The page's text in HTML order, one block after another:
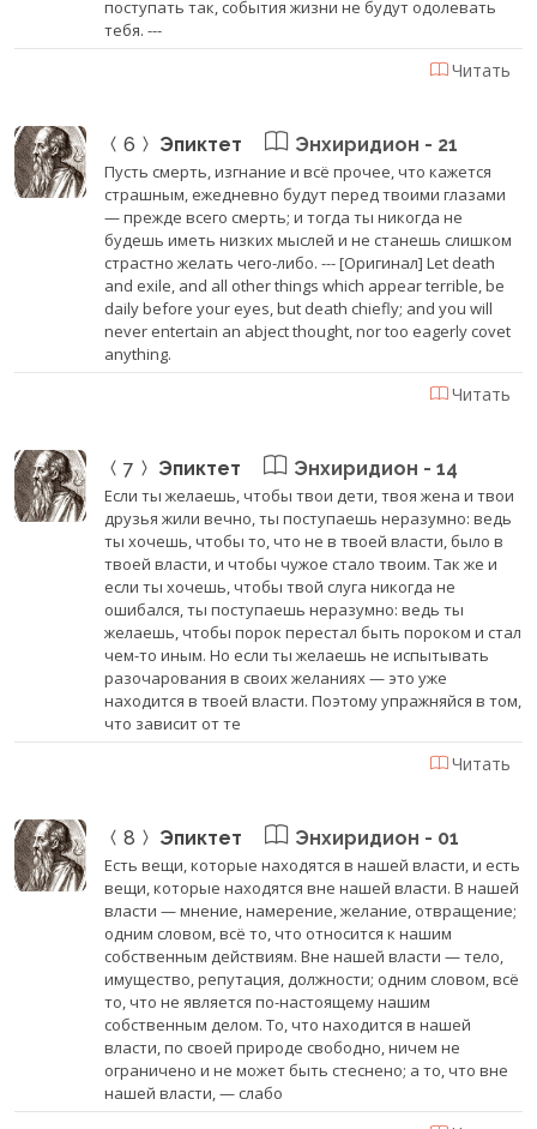
поступать так, события жизни не будут одолевать
тебя. ---
Читать
6 Эпиктет Энхиридион - 21
Пусть смерть, изгнание и всё прочее, что кажется
страшным, ежедневно будут перед твоими глазами
— прежде всего смерть; и тогда ты никогда не
будешь иметь низких мыслей и не станешь слишком
страстно желать чего-либо. --- [Оригинал] Let death
and exile, and all other things which appear terrible, be
daily before your eyes, but death chiefly; and you will
never entertain an abject thought, nor too eagerly covet
anything.
Читать
7 Эпиктет Энхиридион - 14
Если ты желаешь, чтобы твои дети, твоя жена и твои
друзья жили вечно, ты поступаешь неразумно: ведь
ты хочешь, чтобы то, что не в твоей власти, было в
твоей власти, и чтобы чужое стало твоим. Так же и
если ты хочешь, чтобы твой слуга никогда не
ошибался, ты поступаешь неразумно: ведь ты
желаешь, чтобы порок перестал быть пороком и стал
чем-то иным. Но если ты желаешь не испытывать
разочарования в своих желаниях — это уже
находится в твоей власти. Поэтому упражняйся в том,
что зависит от те
Читать
8 Эпиктет Энхиридион - 01
Есть вещи, которые находятся в нашей власти, и есть
вещи, которые находятся вне нашей власти. В нашей
власти — мнение, намерение, желание, отвращение;
одним словом, всё то, что относится к нашим
собственным действиям. Вне нашей власти — тело,
имущество, репутация, должности; одним словом, всё
то, что не является по-настоящему нашим
собственным делом. То, что находится в нашей
власти, по своей природе свободно, ничем не
ограничено и не может быть стеснено; а то, что вне
нашей власти, — слабо